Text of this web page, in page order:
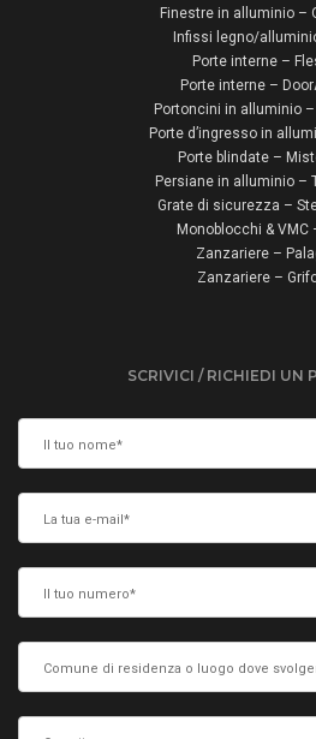
Finestre in alluminio –
Infissi legno/
Porte interne –
Porte interne –
Portoncini in alluminio
Porte d’ingresso in
Porte blindate –
Persiane in alluminio –
Grate di sicurezza –
Monoblocchi & VMC
Zanzariere –
Zanzariere –
SCRIVICI / RICHIEDI UN